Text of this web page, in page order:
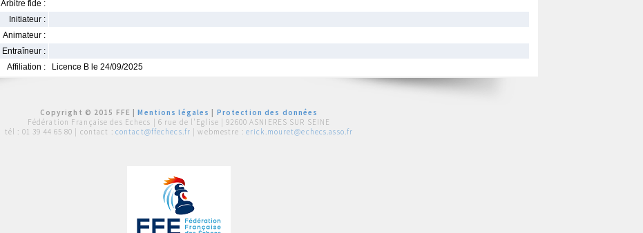
Arbitre fide :
Initiateur :
Animateur :
Entraîneur :
Affiliation :
Licence B le 24/09/2025
Copyright © 2015 FFE |Mentions légales
Protection des données
Fédération Française des Echecs | 6 rue de l'Eglise | 92600 ASNIERES SUR SEINE
tél : 01 39 44 65 80 | contact : contact@ffechecs.fr | webmestre : erick.mouret@echecs.asso.fr